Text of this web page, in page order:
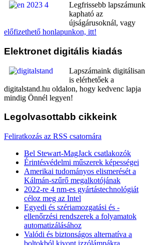
Legfrissebb lapszámunk
kapható az
újságárusoknál, vagy
előfizethető honlapunkon, itt!
Elektronet digitális kiadás
Lapszámaink digitálisan
is elérhetőek a
digitalstand.hu oldalon, hogy kedvenc lapja
mindig Önnél legyen!
Legolvasottabb cikkeink
Feliratkozás az RSS csatornára
Bel Stewart-MagJack csatlakozók
Érintésvédelmi műszerek képességei
Amerikai tudományos elismerését a
Kálmán-szűrő megalkotójának
2022-re 4 nm-es gyártástechnológiát
céloz meg az Intel
Egyedi és szériamozgatási és -
ellenőrzési rendszerek a folyamatok
automatizálásához
Valódi és biztonságos alternatíva a
boltokból kivont izzólámpákra